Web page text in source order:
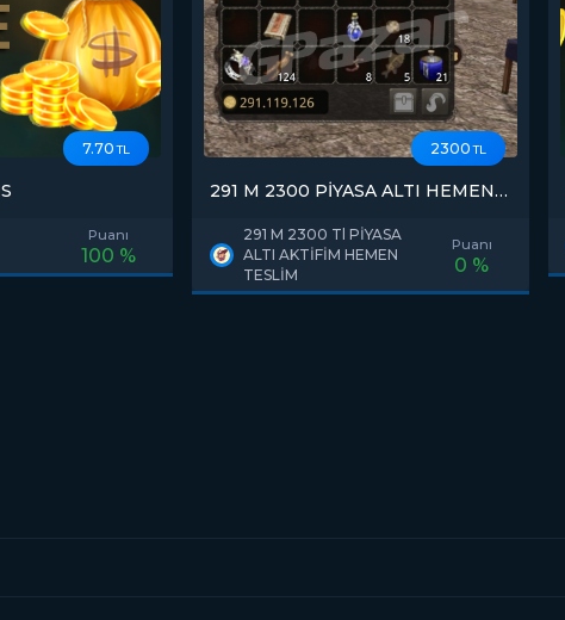
7.70 TL
Puanı
100 %
2300 TL
291 M 2300 PİYASA ALTI HEMEN
291 M 2300 Tl PİYASA
ALTI AKTİFİM HEMEN
TESLİM
Puanı
0 %